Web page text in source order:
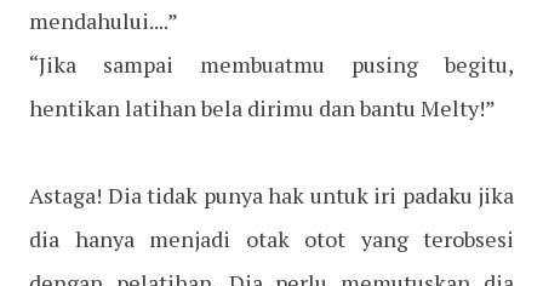
mendahului....”
“Jika sampai membuatmu pusing begitu,
hentikan latihan bela dirimu dan bantu Melty!”
Astaga! Dia tidak punya hak untuk iri padaku jika
dia hanya menjadi otak otot yang terobsesi